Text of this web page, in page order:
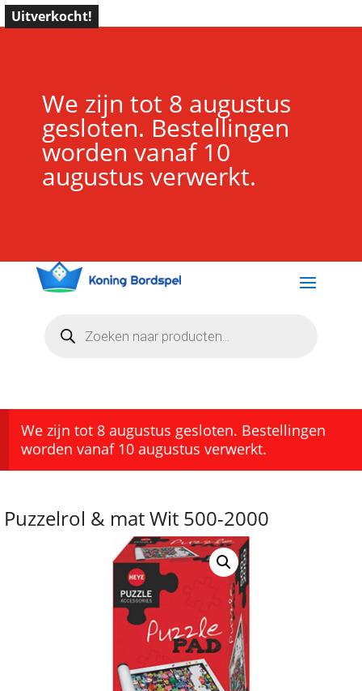
We zijn tot 8 augustus
gesloten. Bestellingen
worden vanaf 10
augustus verwerkt.
zoeken
We zijn tot 8 augustus gesloten. Bestellingen
worden vanaf 10 augustus verwerkt.
Uitverkocht!
Puzzelrol & mat Wit 500-2000